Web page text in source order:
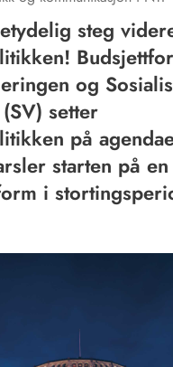
steg
og
setter
på
starten på en
i